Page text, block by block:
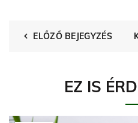
ELŐZŐ BEJEGYZÉS
EZ IS